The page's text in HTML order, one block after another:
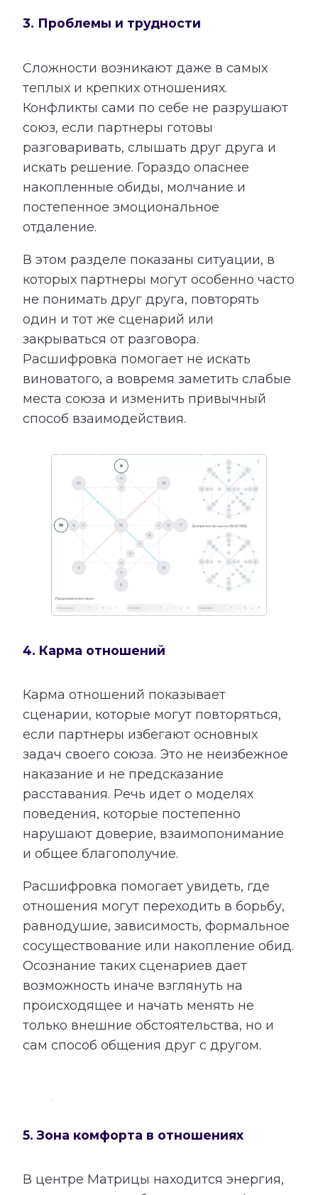
3. Проблемы и трудности
Сложности возникают даже в самых
теплых и крепких отношениях.
Конфликты сами по себе не разрушают
союз, если партнеры готовы
разговаривать, слышать друг друга и
искать решение. Гораздо опаснее
накопленные обиды, молчание и
постепенное эмоциональное
отдаление.
В этом разделе показаны ситуации, в
которых партнеры могут особенно часто
не понимать друг друга, повторять
один и тот же сценарий или
закрываться от разговора.
Расшифровка помогает не искать
виноватого, а вовремя заметить слабые
места союза и изменить привычный
способ взаимодействия.
4. Карма отношений
Карма отношений показывает
сценарии, которые могут повторяться,
если партнеры избегают основных
задач своего союза. Это не неизбежное
наказание и не предсказание
расставания. Речь идет о моделях
поведения, которые постепенно
нарушают доверие, взаимопонимание
и общее благополучие.
Расшифровка помогает увидеть, где
отношения могут переходить в борьбу,
равнодушие, зависимость, формальное
сосуществование или накопление обид.
Осознание таких сценариев дает
возможность иначе взглянуть на
происходящее и начать менять не
только внешние обстоятельства, но и
сам способ общения друг с другом.
5. Зона комфорта в отношениях
В центре Матрицы находится энергия,